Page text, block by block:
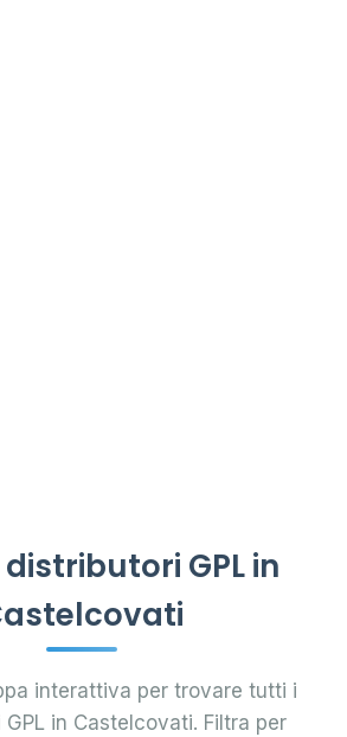
GPL in
interattiva per trovare tutti i
in Castelcovati. Filtra per